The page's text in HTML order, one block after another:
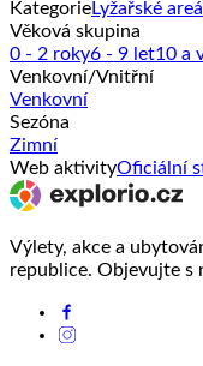
KategorieLyžařské
Věková skupina
0 - 2 roky6 - 9 let10 a
Venkovní/Vnitřní
Venkovní
Sezóna
Zimní
Web aktivityOficiální
Výlety, akce a
republice. Objevujte s